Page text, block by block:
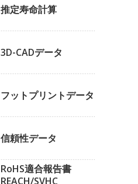
推定寿命計算
3D-CADデータ
フットプリントデータ
信頼性データ
RoHS適合報告書
REACH/SVHC